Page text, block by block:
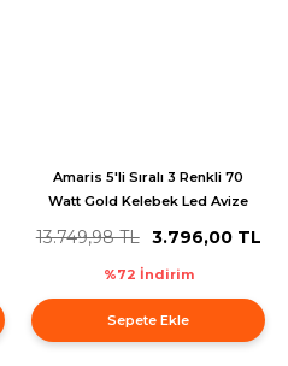
Amaris 5'li Sıralı 3 Renkli 70
Watt Gold Kelebek Led Avize
Odası Salon Sarkıt Avize
13.749,98 TL 3.796,00 TL
%72 İndirim
Sepete Ekle